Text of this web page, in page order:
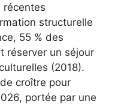
récentes
structurelle
55 % des
réserver un séjour
(2018).
croître pour
portée par une